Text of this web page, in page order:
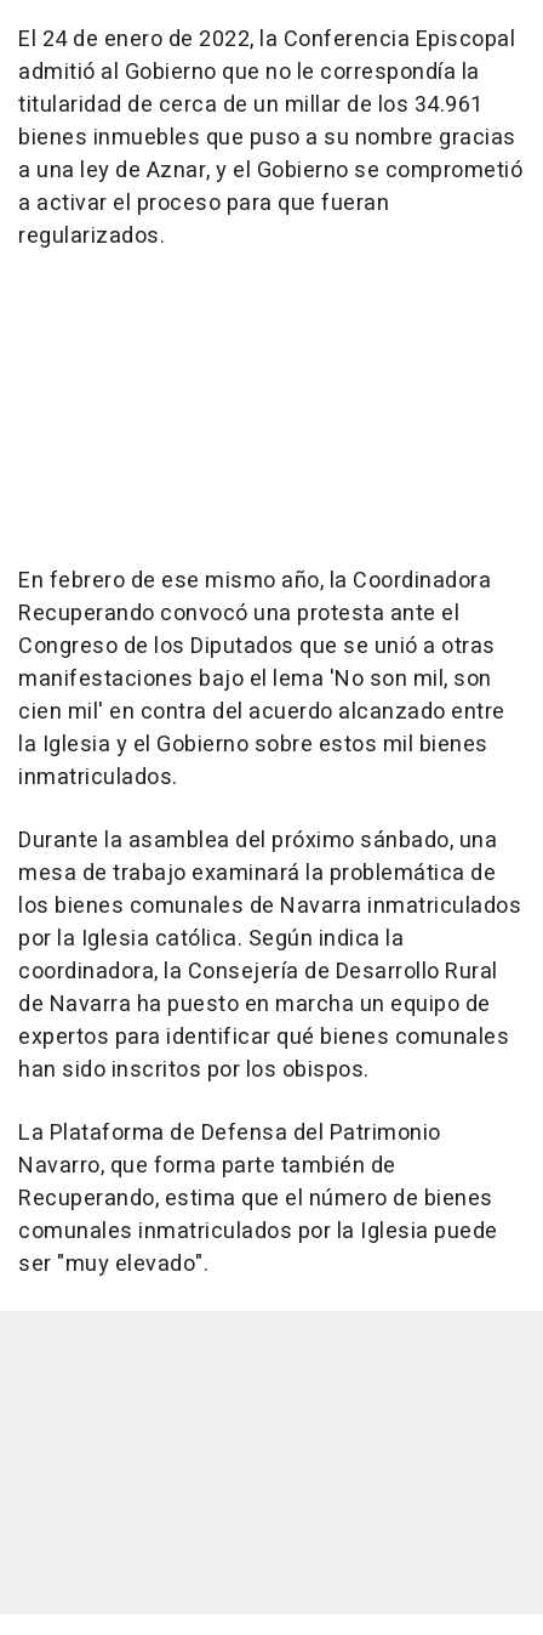
El 24 de enero de 2022, la Conferencia Episcopal
admitió al Gobierno que no le correspondía la
titularidad de cerca de un millar de los 34.961
bienes inmuebles que puso a su nombre gracias
a una ley de Aznar, y el Gobierno se comprometió
a activar el proceso para que fueran
regularizados.
En febrero de ese mismo año, la Coordinadora
Recuperando convocó una protesta ante el
Congreso de los Diputados que se unió a otras
manifestaciones bajo el lema 'No son mil, son
cien mil' en contra del acuerdo alcanzado entre
la Iglesia y el Gobierno sobre estos mil bienes
inmatriculados.
Durante la asamblea del próximo sánbado, una
mesa de trabajo examinará la problemática de
los bienes comunales de Navarra inmatriculados
por la Iglesia católica. Según indica la
coordinadora, la Consejería de Desarrollo Rural
de Navarra ha puesto en marcha un equipo de
expertos para identificar qué bienes comunales
han sido inscritos por los obispos.
La Plataforma de Defensa del Patrimonio
Navarro, que forma parte también de
Recuperando, estima que el número de bienes
comunales inmatriculados por la Iglesia puede
ser "muy elevado".